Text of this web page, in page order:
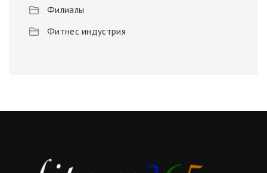
Филиалы
Фитнес индустрия